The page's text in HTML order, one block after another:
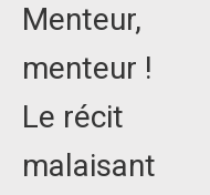
Menteur,
menteur !
Le récit
malaisant